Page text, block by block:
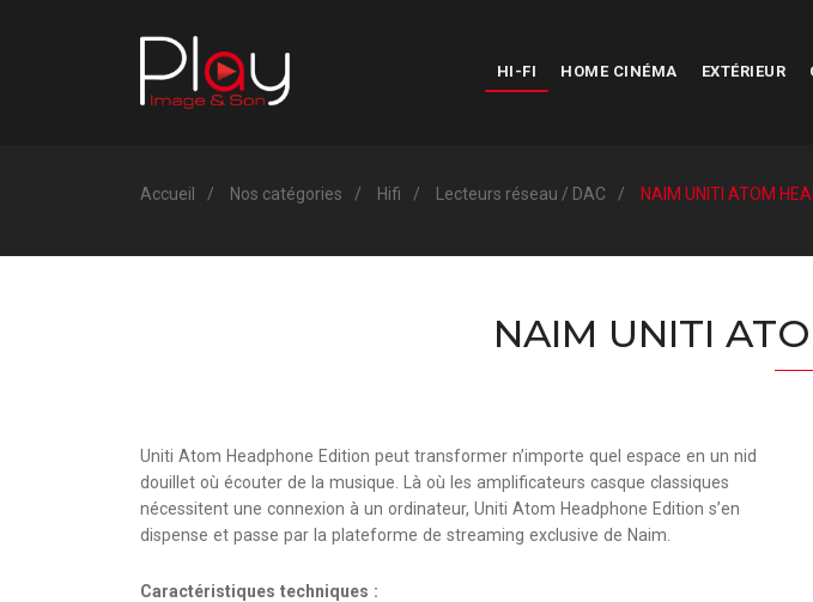
HI-FI HOME CINÉMA EXTÉRIEUR
Accueil Nos catégories Hifi Lecteurs réseau / DAC NAIM UNITI ATOM
NAIM UNITI
Uniti Atom Headphone Edition peut transformer n’importe quel espace en un nid
douillet où écouter de la musique. Là où les amplificateurs casque classiques
nécessitent une connexion à un ordinateur, Uniti Atom Headphone Edition s’en
dispense et passe par la plateforme de streaming exclusive de Naim.
Caractéristiques techniques :